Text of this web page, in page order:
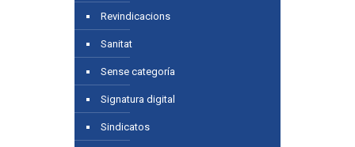
Revindicacions
Sanitat
Sense categoría
Signatura digital
Sindicatos